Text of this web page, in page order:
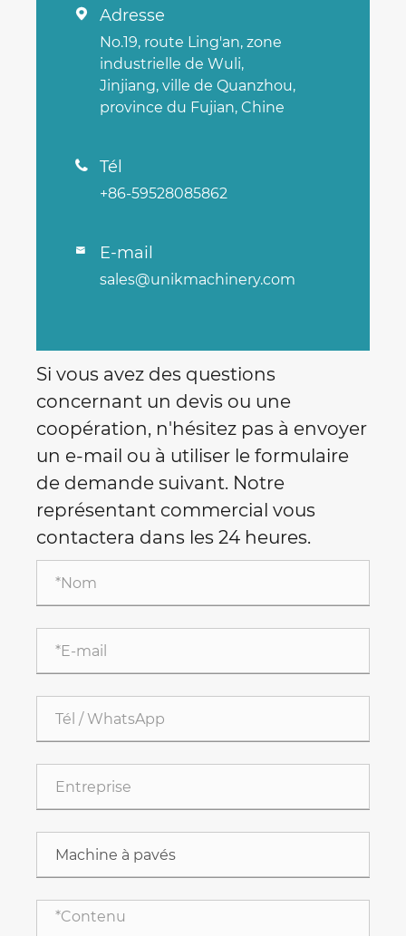
 Adresse
No.19, route Ling'an, zone
industrielle de Wuli,
Jinjiang, ville de Quanzhou,
province du Fujian, Chine
 Tél
+86-59528085862
 E-mail
sales@unikmachinery.com
Si vous avez des questions
concernant un devis ou une
coopération, n'hésitez pas à envoyer
un e-mail ou à utiliser le formulaire
de demande suivant. Notre
représentant commercial vous
contactera dans les 24 heures.